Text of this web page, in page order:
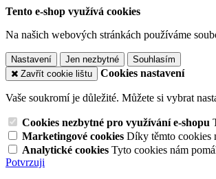
Tento e-shop využívá cookies
Na našich webových stránkách používáme
Nastavení Jen nezbytné
Souhlasím
Zavřít cookie lištu
Cookies nastavení
Vaše soukromí je důležité. Můžete si vybrat
Cookies nezbytné pro využívání e-shopu
Marketingové cookies Díky těmto cookies
Analytické cookies Tyto cookies nám
Potvrzuji